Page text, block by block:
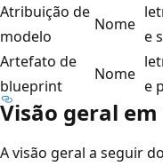
Atribuição de
modelo
Nome
e
Artefato de
blueprint
Nome
e
Visão geral
A visão geral a seguir